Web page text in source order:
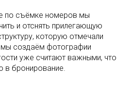
по съёмке номеров мы
и отснять прилегающую
которую отмечали
мы создаём фотографии
уже считают важными, что
в бронирование.